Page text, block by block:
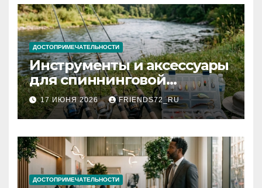
ДОСТОПРИМЕЧАТЕЛЬНОСТИ
Инструменты и аксессуары
для спиннинговой
рыбалки: назначение и
типы
17 ИЮНЯ 2026 FRIENDS72_RU
ДОСТОПРИМЕЧАТЕЛЬНОСТИ